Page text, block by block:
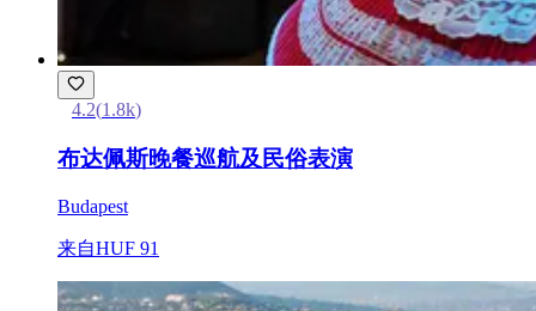
4.2(1.8k)
布达佩斯晚餐巡航及民俗表演
Budapest
来自HUF 91